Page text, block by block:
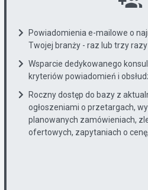
Powiadomienia e-mailowe o
Twojej branży - raz lub trzy
Wsparcie dedykowanego
kryteriów powiadomień i
Roczny dostęp do bazy z
ogłoszeniami o przetargach,
planowanych zamówieniach,
ofertowych, zapytaniach o cenę,